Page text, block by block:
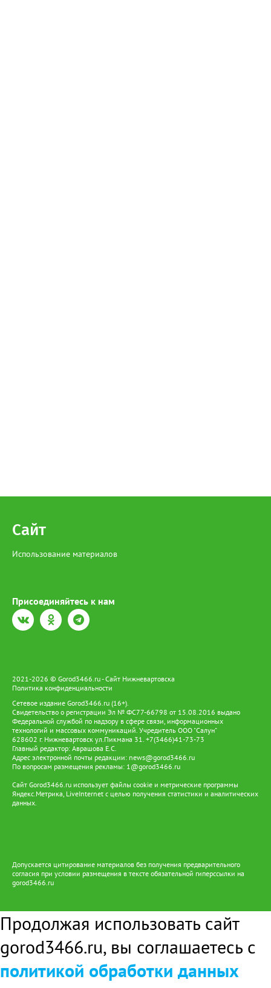
Сайт
Использование материалов
Присоединяйтесь к нам
2021-2026 © Gorod3466.ru - Сайт Нижневартовска
Политика конфиденциальности
Сетевое издание Gorod3466.ru (16+).
Свидетельство о регистрации Эл № ФС77-66798 от 15.08.2016 выдано
Федеральной службой по надзору в сфере связи, информационных
технологий и массовых коммуникаций. Учредитель ООО "Салун"
628602 г. Нижневартовск ул.Пикмана 31. +7(3466)41-73-73
Главный редактор: Аврашова Е.С.
Адрес электронной почты редакции: news@gorod3466.ru
По вопросам размещения рекламы: 1@gorod3466.ru
Сайт Gorod3466.ru использует файлы cookie и метрические программы
Яндекс.Метрика, LiveInternet с целью получения статистики и аналитических
данных.
Допускается цитирование материалов без получения предварительного
согласия при условии размещения в тексте обязательной гиперссылки на
gorod3466.ru
Продолжая использовать сайт
gorod3466.ru, вы соглашаетесь с
политикой обработки данных